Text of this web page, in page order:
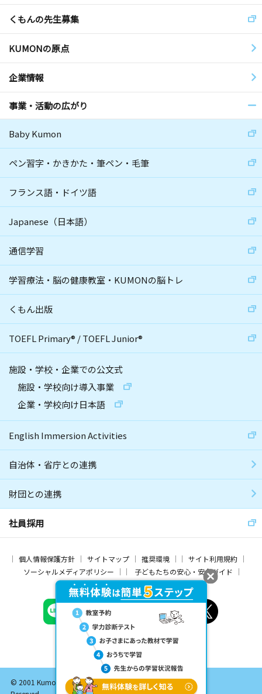
くもんの先生募集
KUMONの原点
企業情報
事業・活動の広がり
Baby Kumon
ペン習字・かきかた・筆ペン・毛筆
フランス語・ドイツ語
Japanese（日本語）
通信学習
学習療法・脳の健康教室・KUMONの脳トレ
くもん出版
TOEFL Primary® /TOEFL Junior®
施設・学校・企業での公文式
施設・学校向け導入事業
企業・学校向け日本語
English Immersion Activities
自治体・省庁との連携
財団との連携
社員採用
個人情報保護方針 サイトマップ 推奨環境
サイト利用規約
ソーシャルメディアポリシー
子どもたちの安心・安全ガイド
© 2001 Kumon Institute of Education Co., Ltd. All Rights